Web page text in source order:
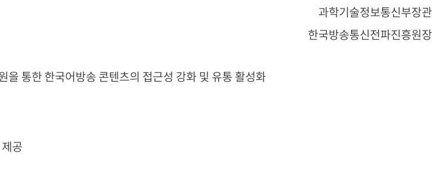
과학기술정보통신부장관
한국방송통신전파진흥원장
통한 한국어방송 콘텐츠의 접근성 강화 및 유통 활성화
공